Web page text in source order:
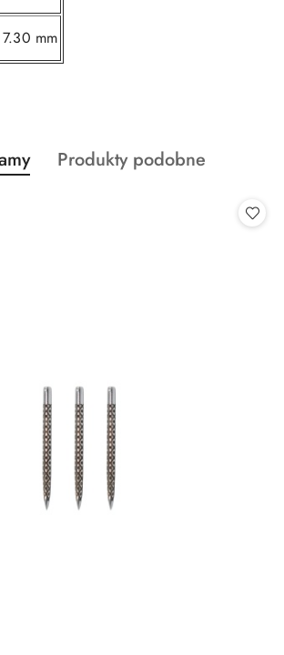
7.30 mm
produktów
Produkty
Produkty podobne